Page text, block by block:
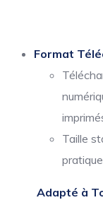
Format
Taille
Adapté à